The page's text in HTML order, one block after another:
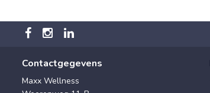
Contactgegevens
Maxx Wellness